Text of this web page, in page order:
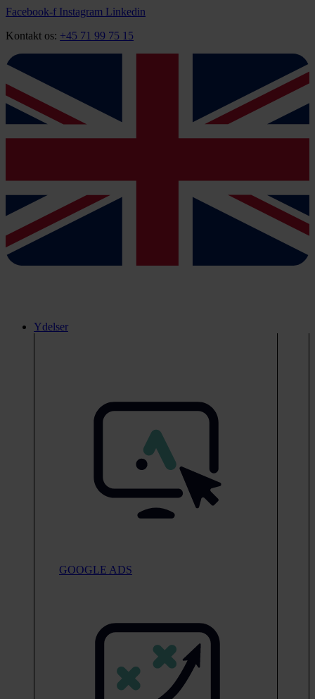
Videre
indhold
Facebook-f Instagram Linkedin
Kontakt os: +45 71 99 75 15
Ydelser
GOOGLE ADS